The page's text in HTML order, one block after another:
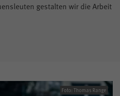
gestalten wir die Arbeit
Foto: Thomas Range